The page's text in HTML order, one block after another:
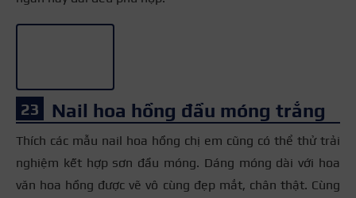
Nail hoa hồng đầu móng trắng
Thích các mẫu nail hoa hồng chị em cũng có thể thử trải
nghiệm kết hợp sơn đầu móng. Dáng móng dài với hoa
văn hoa hồng được vẽ vô cùng đẹp mắt, chân thật. Cùng